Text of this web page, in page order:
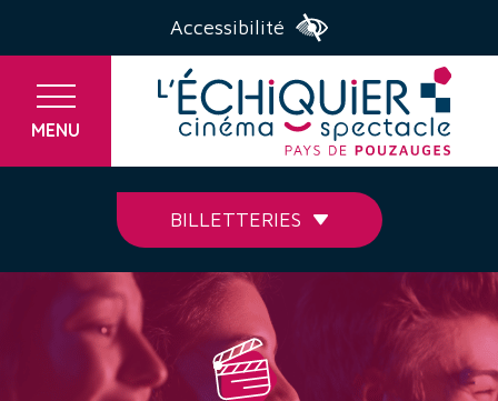
Accessibilité
MENU
BILLETTERIES